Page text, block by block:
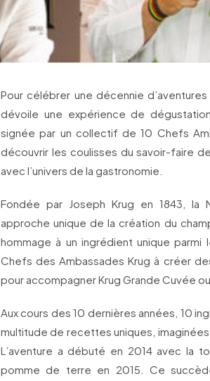
Pour célébrer une décennie
dévoile une expérience de
signée par un collectif de 10 Chefs
découvrir les coulisses du savoir-faire
avec l’univers de la gastronomie.
Fondée par Joseph Krug en 1843, la
approche unique de la création du
hommage à un ingrédient unique parmi
Chefs des Ambassades Krug à créer
pour accompagner Krug Grande Cuvée
Aux cours des 10 dernières années, 10
multitude de recettes uniques,
L’aventure a débuté en 2014 avec la
pomme de terre en 2015. Ce